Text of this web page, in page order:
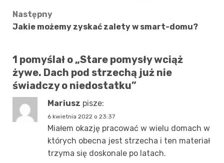
Następny
Jakie możemy zyskać zalety w smart-domu?
1 pomyślał o „Stare pomysły wciąż
żywe. Dach pod strzechą już nie
świadczy o niedostatku”
Mariusz pisze:
6 kwietnia 2022 o 23:37
Miałem okazję pracować w wielu domach w
których obecna jest strzecha i ten materiał
trzyma się doskonale po latach.